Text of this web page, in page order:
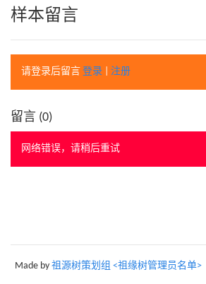
样本留言
请登录后留言 登录 注册
留言 (0)
网络错误，请稍后重试
Made by 祖源树策划组 <祖缘树管理员名单>